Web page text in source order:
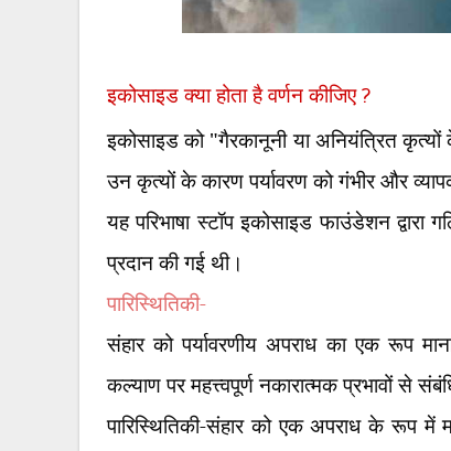
इकोसाइड क्या होता है वर्णन कीजिए?
इकोसाइड को "गैरकानूनी या अनियंत्रित
उन कृत्यों के कारण पर्यावरण को गंभीर और
यह परिभाषा स्टॉप इकोसाइड फाउंडेशन द्वारा
प्रदान की गई थी।
पारिस्थितिकी-
संहार को पर्यावरणीय अपराध का एक रूप
कल्याण पर महत्त्वपूर्ण नकारात्मक प्रभावों से
पारिस्थितिकी-संहार को एक अपराध के रूप में